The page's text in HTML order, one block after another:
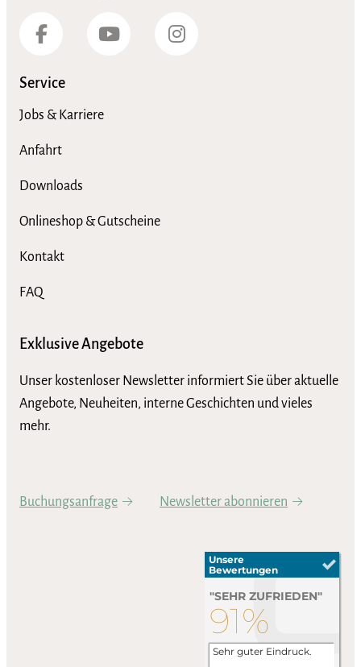
Service
Jobs & Karriere
Anfahrt
Downloads
Onlineshop & Gutscheine
Kontakt
FAQ
Exklusive Angebote
Unser kostenloser Newsletter informiert Sie über aktuelle
Angebote, Neuheiten, interne Geschichten und vieles
mehr.
Buchungsanfrage Newsletter abonnieren